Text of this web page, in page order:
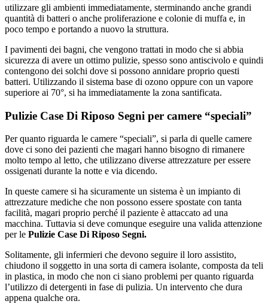
utilizzare gli ambienti immediatamente, sterminando anche grandi
quantità di batteri o anche proliferazione e colonie di muffa e, in
poco tempo e portando a nuovo la struttura.
I pavimenti dei bagni, che vengono trattati in modo che si abbia
sicurezza di avere un ottimo pulizie, spesso sono antiscivolo e quindi
contengono dei solchi dove si possono annidare proprio questi
batteri. Utilizzando il sistema base di ozono oppure con un vapore
superiore ai 70°, si ha immediatamente la zona santificata.
Pulizie Case Di Riposo Segni per camere “speciali”
Per quanto riguarda le camere “speciali”, si parla di quelle camere
dove ci sono dei pazienti che magari hanno bisogno di rimanere
molto tempo al letto, che utilizzano diverse attrezzature per essere
ossigenati durante la notte e via dicendo.
In queste camere si ha sicuramente un sistema è un impianto di
attrezzature mediche che non possono essere spostate con tanta
facilità, magari proprio perché il paziente è attaccato ad una
macchina. Tuttavia si deve comunque eseguire una valida attenzione
per le Pulizie Case Di Riposo Segni.
Solitamente, gli infermieri che devono seguire il loro assistito,
chiudono il soggetto in una sorta di camera isolante, composta da teli
in plastica, in modo che non ci siano problemi per quanto riguarda
l’utilizzo di detergenti in fase di pulizia. Un intervento che dura
appena qualche ora.